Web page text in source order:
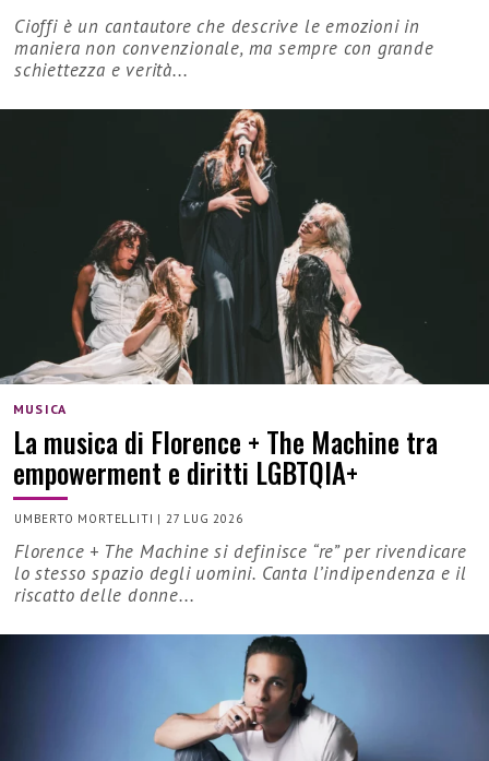
Cioffi è un cantautore che descrive le emozioni in
maniera non convenzionale, ma sempre con grande
schiettezza e verità...
MUSICA
La musica di Florence + The Machine tra
empowerment e diritti LGBTQIA+
UMBERTO MORTELLITI | 27 LUG 2026
Florence + The Machine si definisce “re” per rivendicare
lo stesso spazio degli uomini. Canta l’indipendenza e il
riscatto delle donne...